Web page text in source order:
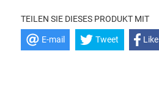
TEILEN SIE DIESES PRODUKT MIT
E-mail Tweet Like